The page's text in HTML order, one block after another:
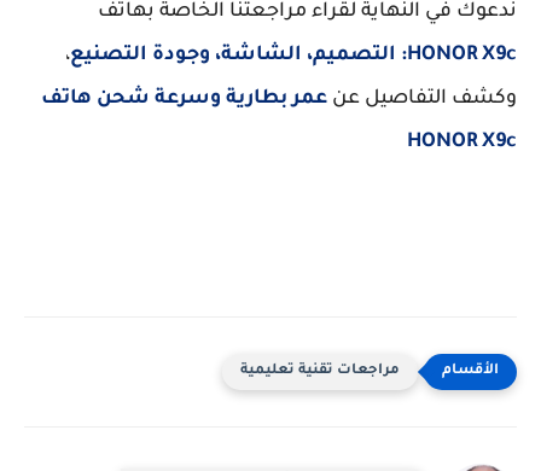
ندعوك في النهاية لقراء مراجعتنا الخاصة بهاتف
HONOR X9c: التصميم، الشاشة، وجودة التصنيع
،
وكشف التفاصيل عن عمر بطارية وسرعة شحن هاتف
HONOR X9c
مراجعات تقنية تعليمية